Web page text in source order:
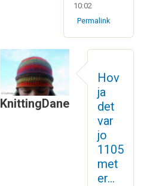
10:02
Permalink
KnittingDane
Vi har vist
Hov
ja
det
var
jo
1105
met
er…